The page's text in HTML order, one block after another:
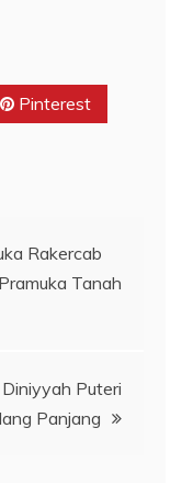
Pinterest
Rakercab
Tanah
Puteri
Panjang